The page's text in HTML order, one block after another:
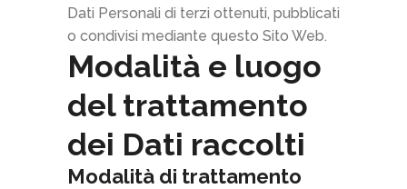
Dati Personali di terzi ottenuti, pubblicati
o condivisi mediante questo Sito Web.
Modalità e luogo
del trattamento
dei Dati raccolti
Modalità di trattamento